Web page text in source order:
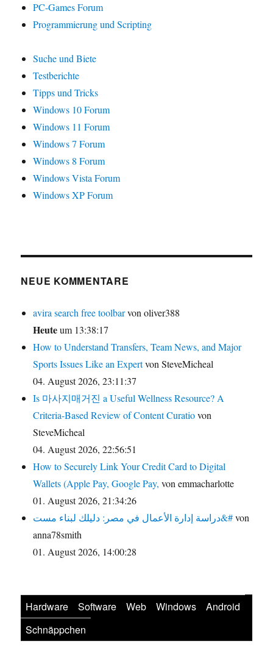
PC-Games Forum
Programmierung und Scripting
Suche und Biete
Testberichte
Tipps und Tricks
Windows 10 Forum
Windows 11 Forum
Windows 7 Forum
Windows 8 Forum
Windows Vista Forum
Windows XP Forum
NEUE KOMMENTARE
avira search free toolbarvon oliver388
Heuteum 13:38:17
How to Understand Transfers, Team News, and Major
Sports Issues Like an Expertvon SteveMicheal
04. August 2026, 23:11:37
Is 마사지매거진 a Useful Wellness Resource? A
Criteria-Based Review of Content Curatiovon
SteveMicheal
04. August 2026, 22:56:51
How to Securely Link Your Credit Card to Digital
Wallets (Apple Pay, Google Pay, von emmacharlotte
01. August 2026, 21:34:26
دراسة إدارة الأعمال في مصر: دليلك لبناء مست&#von
anna78smith
01. August 2026, 14:00:28
Hardware Software Web Windows
Android
Schnäppchen